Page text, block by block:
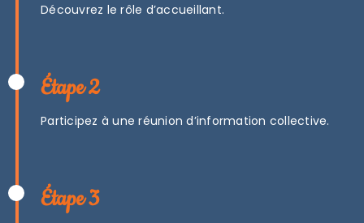
Découvrez le rôle d’accueillant.
Étape 2
Participez à une réunion d’information collective.
Étape 3